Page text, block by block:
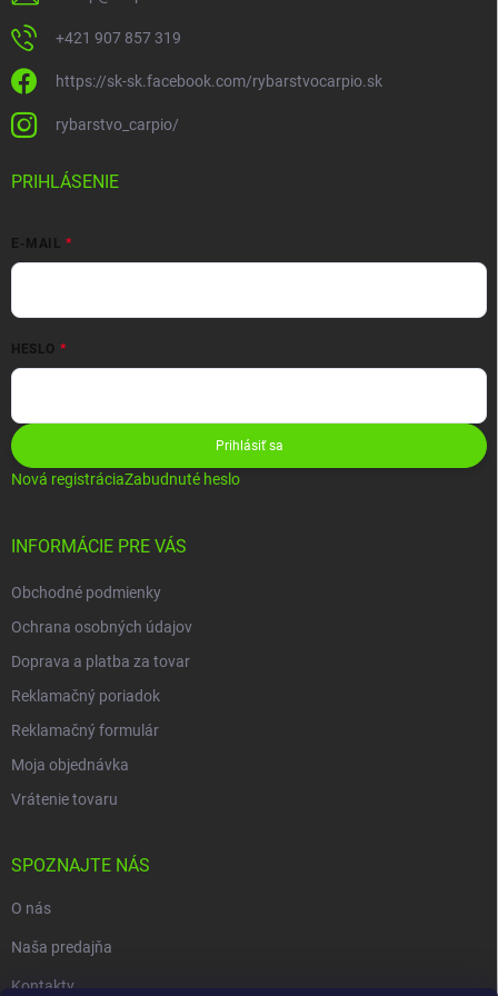
+421 907 857 319
https://sk-sk.facebook.com/rybarstvocarpio.sk
rybarstvo_carpio/
PRIHLÁSENIE
E-MAIL
HESLO
Prihlásiť sa
Nová registráciaZabudnuté heslo
INFORMÁCIE PRE VÁS
Obchodné podmienky
Ochrana osobných údajov
Doprava a platba za tovar
Reklamačný poriadok
Reklamačný formulár
Moja objednávka
Vrátenie tovaru
SPOZNAJTE NÁS
O nás
Naša predajňa
Kontakty